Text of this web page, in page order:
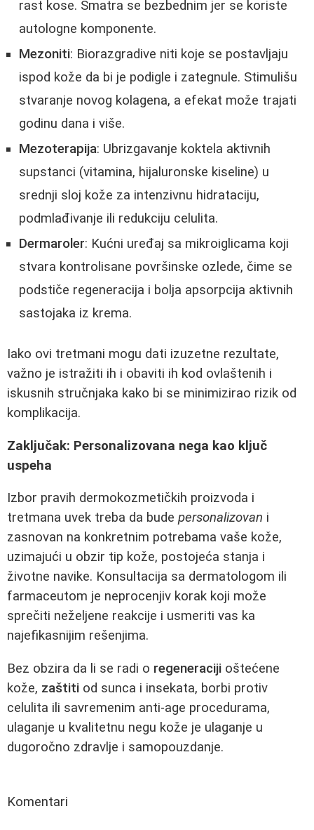
rast kose. Smatra se bezbednim jer se koriste
autologne komponente.
Mezoniti: Biorazgradive niti koje se postavljaju
ispod kože da bi je podigle i zategnule. Stimulišu
stvaranje novog kolagena, a efekat može trajati
godinu dana i više.
Mezoterapija: Ubrizgavanje koktela aktivnih
supstanci (vitamina, hijaluronske kiseline) u
srednji sloj kože za intenzivnu hidrataciju,
podmlađivanje ili redukciju celulita.
Dermaroler: Kućni uređaj sa mikroiglicama koji
stvara kontrolisane površinske ozlede, čime se
podstiče regeneracija i bolja apsorpcija aktivnih
sastojaka iz krema.
Iako ovi tretmani mogu dati izuzetne rezultate,
važno je istražiti ih i obaviti ih kod ovlaštenih i
iskusnih stručnjaka kako bi se minimizirao rizik od
komplikacija.
Zaključak: Personalizovana nega kao ključ
uspeha
Izbor pravih dermokozmetičkih proizvoda i
tretmana uvek treba da bude personalizovan i
zasnovan na konkretnim potrebama vaše kože,
uzimajući u obzir tip kože, postojeća stanja i
životne navike. Konsultacija sa dermatologom ili
farmaceutom je neprocenjiv korak koji može
sprečiti neželjene reakcije i usmeriti vas ka
najefikasnijim rešenjima.
Bez obzira da li se radi o regeneraciji oštećene
kože, zaštiti od sunca i insekata, borbi protiv
celulita ili savremenim anti-age procedurama,
ulaganje u kvalitetnu negu kože je ulaganje u
dugoročno zdravlje i samopouzdanje.
Komentari